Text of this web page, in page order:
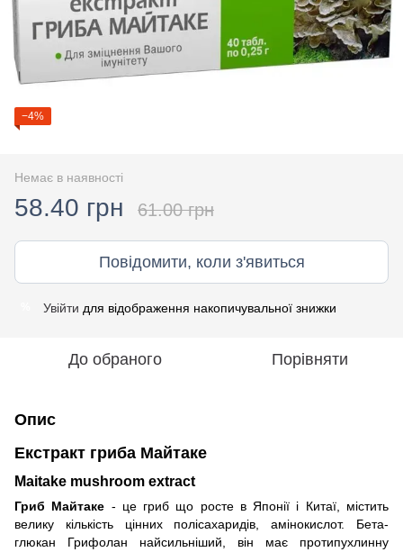
−4%
Немає в наявності
58.40 грн 61.00 грн
Повідомити, коли з'явиться
Увійти для відображення накопичувальної знижки
До обраного Порівняти
Опис
Екстракт гриба Майтаке
Maitake mushroom extract
Гриб Майтаке - це гриб що росте в Японії і Китаї, містить
велику кількість цінних полісахаридів, амінокислот. Бета-
глюкан Грифолан найсильніший, він має протипухлинну